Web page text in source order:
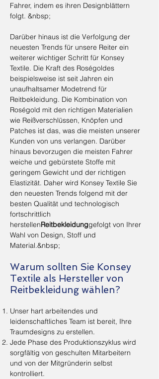
Fahrer, indem es ihren Designblättern
folgt. &nbsp;
Darüber hinaus ist die Verfolgung der
neuesten Trends für unsere Reiter ein
weiterer wichtiger Schritt für Konsey
Textile. Die Kraft des Roségoldes
beispielsweise ist seit Jahren ein
unaufhaltsamer Modetrend für
Reitbekleidung. Die Kombination von
Roségold mit den richtigen Materialien
wie Reißverschlüssen, Knöpfen und
Patches ist das, was die meisten unserer
Kunden von uns verlangen. Darüber
hinaus bevorzugen die meisten Fahrer
weiche und gebürstete Stoffe mit
geringem Gewicht und der richtigen
Elastizität. Daher wird Konsey Textile Sie
den neuesten Trends folgend mit der
besten Qualität und technologisch
fortschrittlich
herstellenReitbekleidunggefolgt von Ihrer
Wahl von Design, Stoff und
Material.&nbsp;
Warum sollten Sie Konsey
Textile als Hersteller von
Reitbekleidung wählen?
Unser hart arbeitendes und
leidenschaftliches Team ist bereit, Ihre
Traumdesigns zu erstellen.
Jede Phase des Produktionszyklus wird
sorgfältig von geschulten Mitarbeitern
und von der Mitgründerin selbst
kontrolliert.